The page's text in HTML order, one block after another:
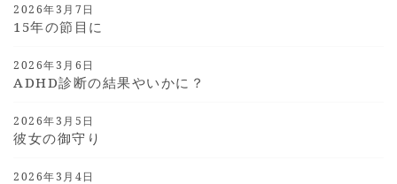
2026年3月7日
15年の節目に
2026年3月6日
ADHD診断の結果やいかに？
2026年3月5日
彼女の御守り
2026年3月4日